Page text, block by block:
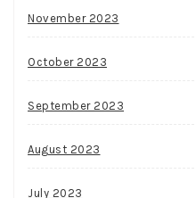
November 2023
October 2023
September 2023
August 2023
July 2023